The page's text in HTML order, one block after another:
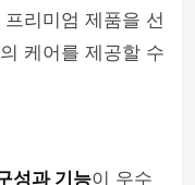
리미엄 제품을 선
케어를 제공할 수
성과 기능이 우수